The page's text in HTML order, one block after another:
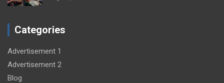
Categories
Advertisement 1
Advertisement 2
Blog